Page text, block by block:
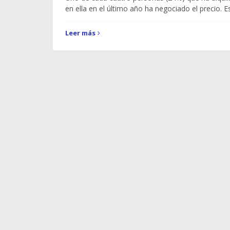
en ella en el último año ha negociado el precio.
Leer más